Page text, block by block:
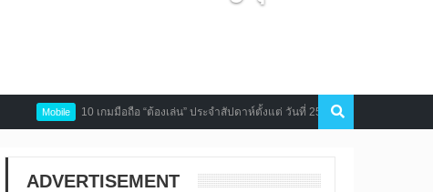
10 เกมมือถือ “ต้องเล่น” ประจำสัปดาห์ตั้งแต่ วันที่ 25 ก.ย. – 1 ต.ค. 2017
ADVERTISEMENT